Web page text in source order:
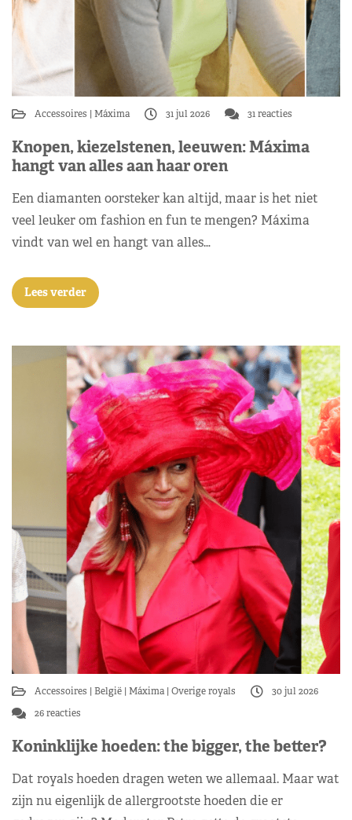
Accessoires Máxima 31 jul 2026 31 reacties
Knopen, kiezelstenen, leeuwen: Máxima
hangt van alles aan haar oren
Een diamanten oorsteker kan altijd, maar is het niet
veel leuker om fashion en fun te mengen? Máxima
vindt van wel en hangt van alles…
Lees verder
Accessoires België Máxima Overige royals
30 jul 2026
26 reacties
Koninklijke hoeden: the bigger, the better?
Dat royals hoeden dragen weten we allemaal. Maar wat
zijn nu eigenlijk de allergrootste hoeden die er